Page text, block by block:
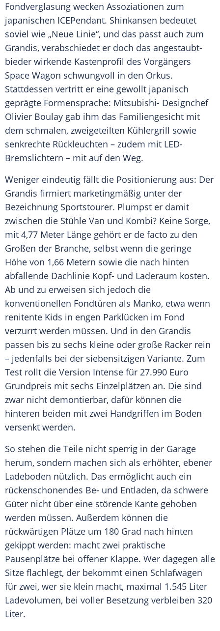
Fondverglasung wecken Assoziationen zum
japanischen ICEPendant. Shinkansen bedeutet
soviel wie „Neue Linie“, und das passt auch zum
Grandis, verabschiedet er doch das angestaubt-
bieder wirkende Kastenprofil des Vorgängers
Space Wagon schwungvoll in den Orkus.
Stattdessen vertritt er eine gewollt japanisch
geprägte Formensprache: Mitsubishi- Designchef
Olivier Boulay gab ihm das Familiengesicht mit
dem schmalen, zweigeteilten Kühlergrill sowie
senkrechte Rückleuchten – zudem mit LED-
Bremslichtern – mit auf den Weg.
Weniger eindeutig fällt die Positionierung aus: Der
Grandis firmiert marketingmäßig unter der
Bezeichnung Sportstourer. Plumpst er damit
zwischen die Stühle Van und Kombi? Keine Sorge,
mit 4,77 Meter Länge gehört er de facto zu den
Großen der Branche, selbst wenn die geringe
Höhe von 1,66 Metern sowie die nach hinten
abfallende Dachlinie Kopf- und Laderaum kosten.
Ab und zu erweisen sich jedoch die
konventionellen Fondtüren als Manko, etwa wenn
renitente Kids in engen Parklücken im Fond
verzurrt werden müssen. Und in den Grandis
passen bis zu sechs kleine oder große Racker rein
– jedenfalls bei der siebensitzigen Variante. Zum
Test rollt die Version Intense für 27.990 Euro
Grundpreis mit sechs Einzelplätzen an. Die sind
zwar nicht demontierbar, dafür können die
hinteren beiden mit zwei Handgriffen im Boden
versenkt werden.
So stehen die Teile nicht sperrig in der Garage
herum, sondern machen sich als erhöhter, ebener
Ladeboden nützlich. Das ermöglicht auch ein
rückenschonendes Be- und Entladen, da schwere
Güter nicht über eine störende Kante gehoben
werden müssen. Außerdem können die
rückwärtigen Plätze um 180 Grad nach hinten
gekippt werden: macht zwei praktische
Pausenplätze bei offener Klappe. Wer dagegen alle
Sitze flachlegt, der bekommt einen Schlafwagen
für zwei, wer sie klein macht, maximal 1.545 Liter
Ladevolumen, bei voller Besetzung verbleiben 320
Liter.